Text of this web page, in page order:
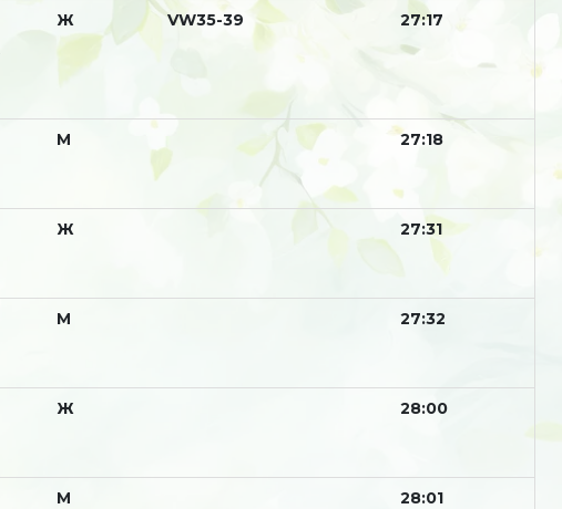
Ж VW35-39 27:17
М 27:18
Ж 27:31
М 27:32
Ж 28:00
М 28:01